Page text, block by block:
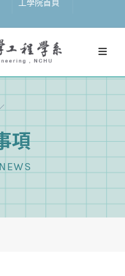
工學院首頁
項